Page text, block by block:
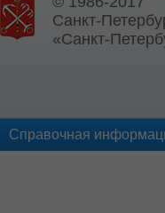
Санкт-
«Санкт-
Справочная